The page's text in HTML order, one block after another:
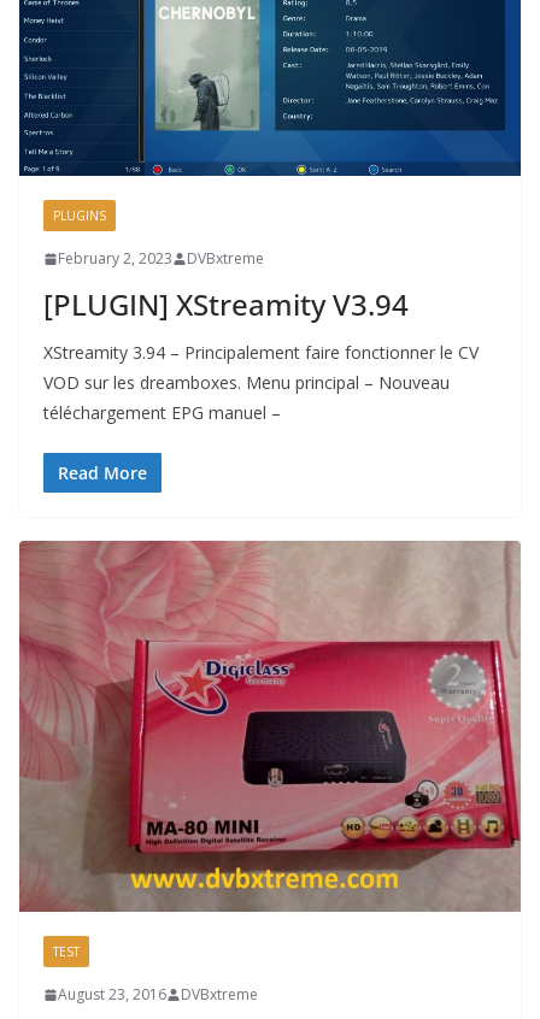
PLUGINS
February 2, 2023 DVBxtreme
[PLUGIN] XStreamity V3.94
XStreamity 3.94 – Principalement faire fonctionner le CV
VOD sur les dreamboxes. Menu principal – Nouveau
téléchargement EPG manuel –
Read More
TEST
August 23, 2016 DVBxtreme